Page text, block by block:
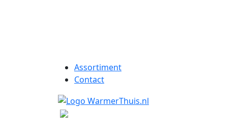
Assortiment
Contact